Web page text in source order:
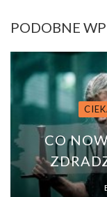
PODOBNE
CO